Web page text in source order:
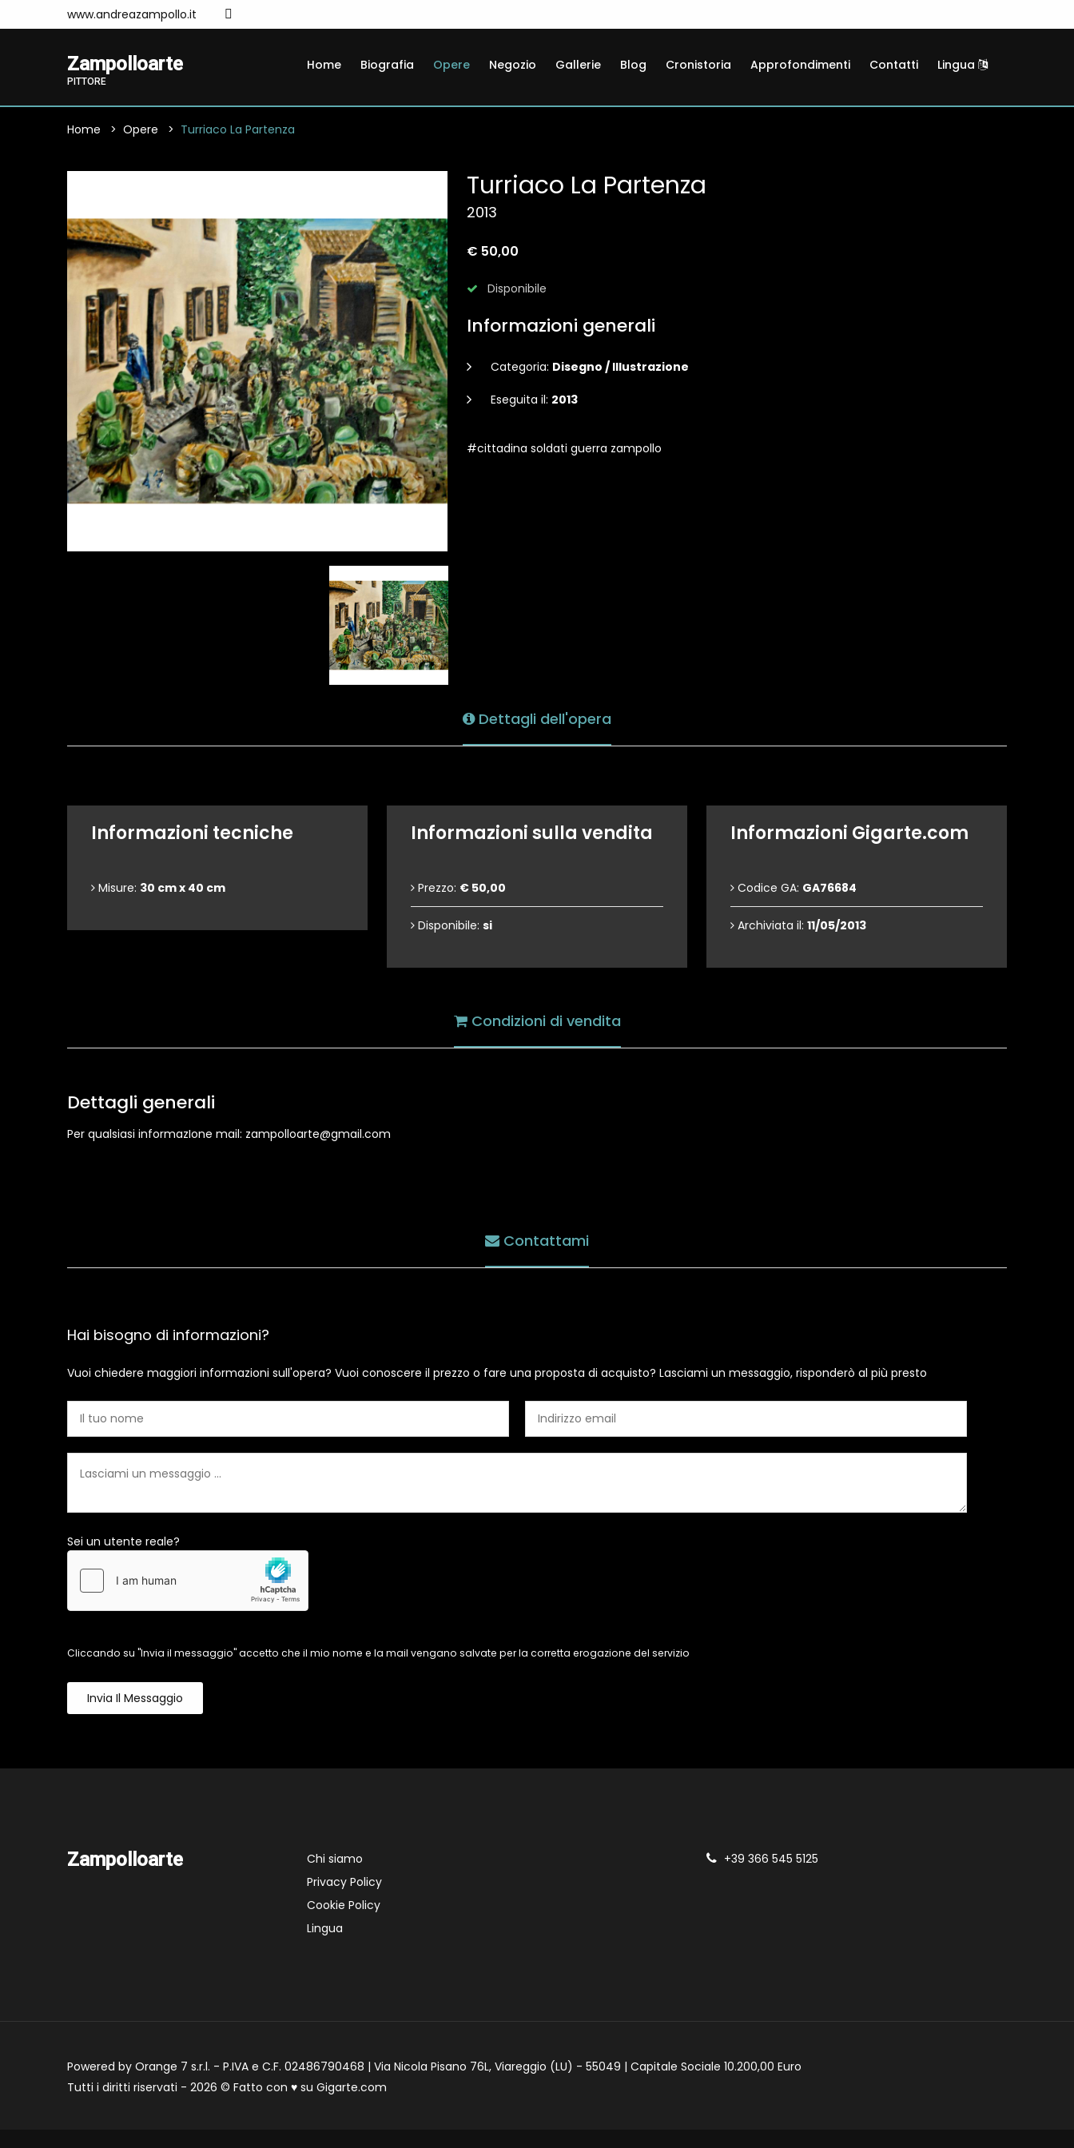
www.andreazampollo.it
Zampolloarte
PITTORE
Home Biografia Opere Negozio Gallerie Blog Cronistoria Approfondimenti Contatti Lingua
Home Opere Turriaco La Partenza
Turriaco La Partenza
2013
€ 50,00
Disponibile
Informazioni generali
Categoria: Disegno / Illustrazione
Eseguita il: 2013
#cittadina soldati guerra zampollo
Dettagli dell'opera
Informazioni tecniche
Misure: 30 cm x 40 cm
Informazioni sulla vendita
Prezzo: € 50,00
Disponibile: si
Informazioni Gigarte.com
Codice GA: GA76684
Archiviata il: 11/05/2013
Condizioni di vendita
Dettagli generali
Per qualsiasi informazIone mail: zampolloarte@gmail.com
Contattami
Hai bisogno di informazioni?
Vuoi chiedere maggiori informazioni sull'opera? Vuoi conoscere il prezzo o fare una proposta di acquisto? Lasciami un messaggio, risponderò al più presto
Sei un utente reale?
Cliccando su "Invia il messaggio" accetto che il mio nome e la mail vengano salvate per la corretta erogazione del servizio
Invia Il Messaggio
Zampolloarte
Chi siamo
Privacy Policy
Cookie Policy
Lingua
+39 366 545 5125
Powered by Orange 7 s.r.l. - P.IVA e C.F. 02486790468 | Via Nicola Pisano 76L, Viareggio (LU) - 55049 | Capitale Sociale 10.200,00 Euro
Tutti i diritti riservati - 2026 © Fatto con ♥ su Gigarte.com